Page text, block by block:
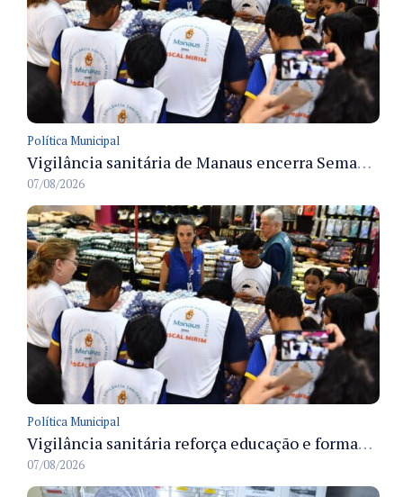
Política Municipal
Vigilância sanitária de Manaus encerra Semana da Vigilância com painel para médicos recém-formados e projeto Fiscal Mirim
07/08/2026
Política Municipal
Vigilância sanitária reforça educação e formação de médicos em Manaus na Semana da Vigilância 2026
07/08/2026